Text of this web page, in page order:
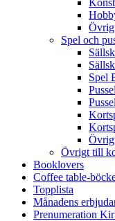
Spel och
Spel
Övrigt till
Booklovers
Coffee table-
Topplista
Månadens
Prenumeration